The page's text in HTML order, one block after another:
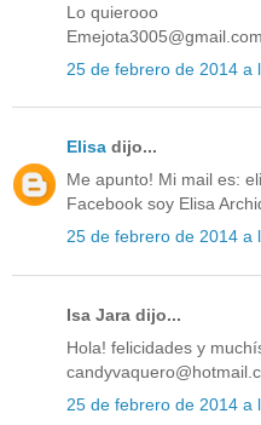
Lo quierooo
Emejota3005@gmail.com
25 de febrero de 2014 a
Elisa dijo...
Me apunto! Mi mail es:
Facebook soy Elisa
25 de febrero de 2014 a
Isa Jara dijo...
Hola! felicidades y
25 de febrero de 2014 a